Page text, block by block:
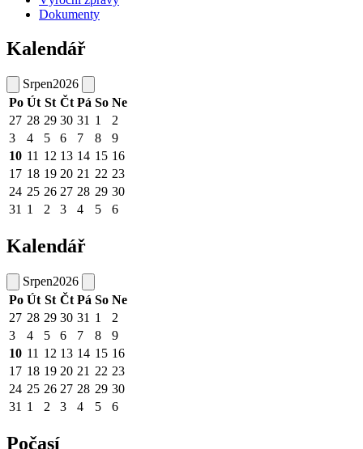
Dokumenty
Kalendář
Srpen2026
Po Út St Čt Pá So Ne
27 28 29 30 31 1
2
3
4 5 6 7 8
9
10 11 12 13 14 15 16
17 18 19 20 21 22 23
24 25 26 27 28 29 30
31 1 2 3 4 5 6
Kalendář
Srpen2026
Po Út St Čt Pá So Ne
27 28 29 30 31 1
2
3
4 5 6 7 8
9
10 11 12 13 14 15 16
17 18 19 20 21 22 23
24 25 26 27 28 29 30
31 1 2 3 4 5 6
Počasí